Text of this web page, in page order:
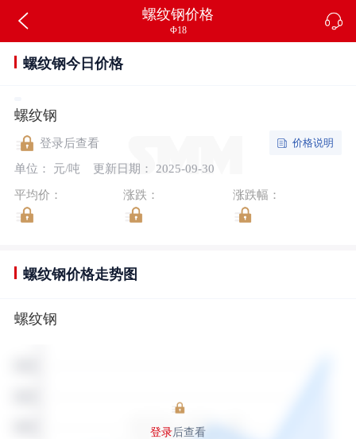
螺纹钢价格
Φ18
螺纹钢今日价格
螺纹钢
登录后查看
单位： 元/吨
更新日期： 2025-09-30
价格说明
平均价： 涨跌： 涨跌幅：
螺纹钢价格走势图
螺纹钢
登录后查看